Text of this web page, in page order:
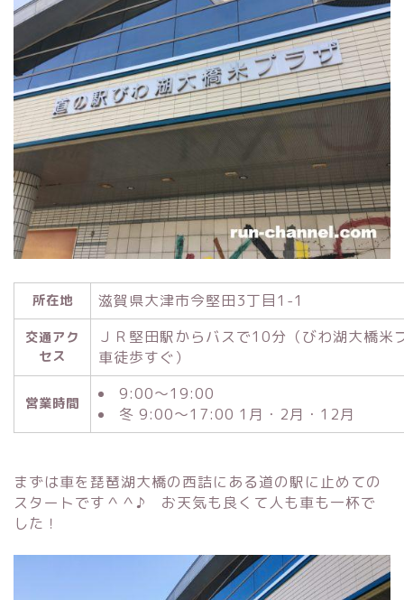
所在地 滋賀県大津市今堅田3丁目1-1
交通アク
セス
ＪＲ堅田駅からバスで10分（びわ湖大橋米
車徒歩すぐ）
営業時間
9:00～19:00
冬 9:00～17:00 1月・2月・12月
まずは車を琵琶湖大橋の西詰にある道の駅に止めての
スタートです＾＾♪ お天気も良くて人も車も一杯で
した！